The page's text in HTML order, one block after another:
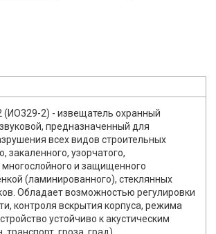
(ИО329-2) - извещатель охранный
предназначенный для
всех видов строительных
закаленного, узорчатого,
и защищенного
(ламинированного), стеклянных
Обладает возможностью регулировки
контроля вскрытия корпуса, режима
устойчиво к акустическим